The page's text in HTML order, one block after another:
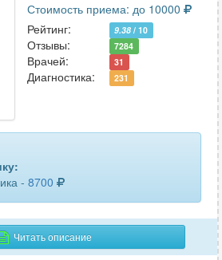
45
сочленений
Стоимость приема: до 10000
Рейтинг:
9.38 / 10
Отзывы: 7284
Врачей: 31
Диагностика: 231
- 8700
Читать описание